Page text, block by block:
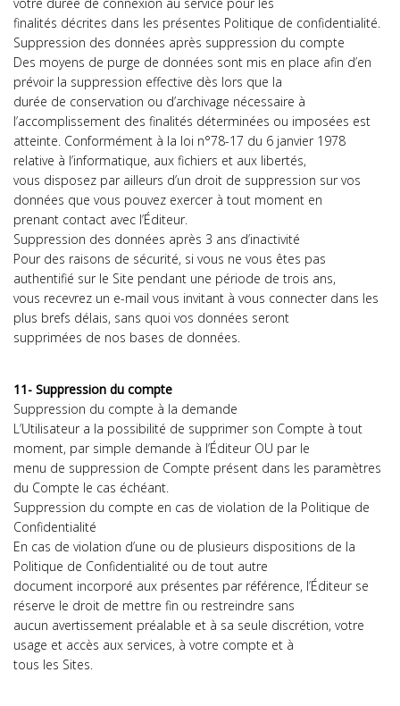
finalités décrites dans les présentes Politique de confidentialité.
Suppression des données après suppression du compte
Des moyens de purge de données sont mis en place afin d’en
prévoir la suppression effective dès lors que la
durée de conservation ou d’archivage nécessaire à
l’accomplissement des finalités déterminées ou imposées est
atteinte. Conformément à la loi n°78-17 du 6 janvier 1978
relative à l’informatique, aux fichiers et aux libertés,
vous disposez par ailleurs d’un droit de suppression sur vos
données que vous pouvez exercer à tout moment en
prenant contact avec l’Éditeur.
Suppression des données après 3 ans d’inactivité
Pour des raisons de sécurité, si vous ne vous êtes pas
authentifié sur le Site pendant une période de trois ans,
vous recevrez un e-mail vous invitant à vous connecter dans les
plus brefs délais, sans quoi vos données seront
supprimées de nos bases de données.
11- Suppression du compte
Suppression du compte à la demande
L’Utilisateur a la possibilité de supprimer son Compte à tout
moment, par simple demande à l’Éditeur OU par le
menu de suppression de Compte présent dans les paramètres
du Compte le cas échéant.
Suppression du compte en cas de violation de la Politique de
Confidentialité
En cas de violation d’une ou de plusieurs dispositions de la
Politique de Confidentialité ou de tout autre
document incorporé aux présentes par référence, l’Éditeur se
réserve le droit de mettre fin ou restreindre sans
aucun avertissement préalable et à sa seule discrétion, votre
usage et accès aux services, à votre compte et à
tous les Sites.